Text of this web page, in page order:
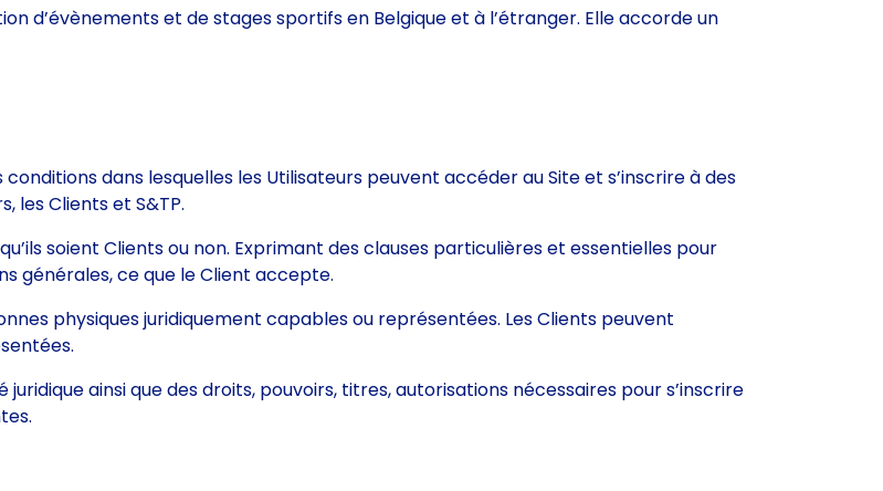
d’évènements et de stages sportifs en Belgique et à l’étranger. Elle accorde un
dans lesquelles les Utilisateurs peuvent accéder au Site et s’inscrire à des
les Clients et S&TP.
soient Clients ou non. Exprimant des clauses particulières et essentielles pour
générales, ce que le Client accepte.
physiques juridiquement capables ou représentées. Les Clients peuvent
ainsi que des droits, pouvoirs, titres, autorisations nécessaires pour s’inscrire